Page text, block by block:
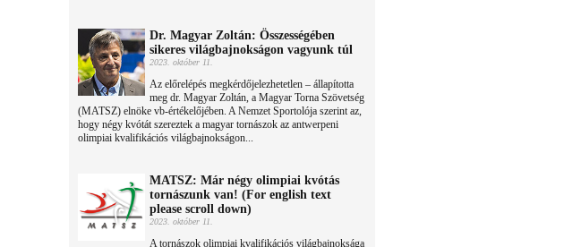
Dr. Magyar Zoltán: Összességében
sikeres világbajnokságon vagyunk túl
2023. október 11.
Az előrelépés megkérdőjelezhetetlen – állapította
meg dr. Magyar Zoltán, a Magyar Torna Szövetség
(MATSZ) elnöke vb-értékelőjében. A Nemzet Sportolója szerint az,
hogy négy kvótát szereztek a magyar tornászok az antwerpeni
olimpiai kvalifikációs világbajnokságon...
MATSZ: Már négy olimpiai kvótás
tornászunk van! (For english text
please scroll down)
2023. október 11.
A tornászok olimpiai kvalifikációs világbajnoksága